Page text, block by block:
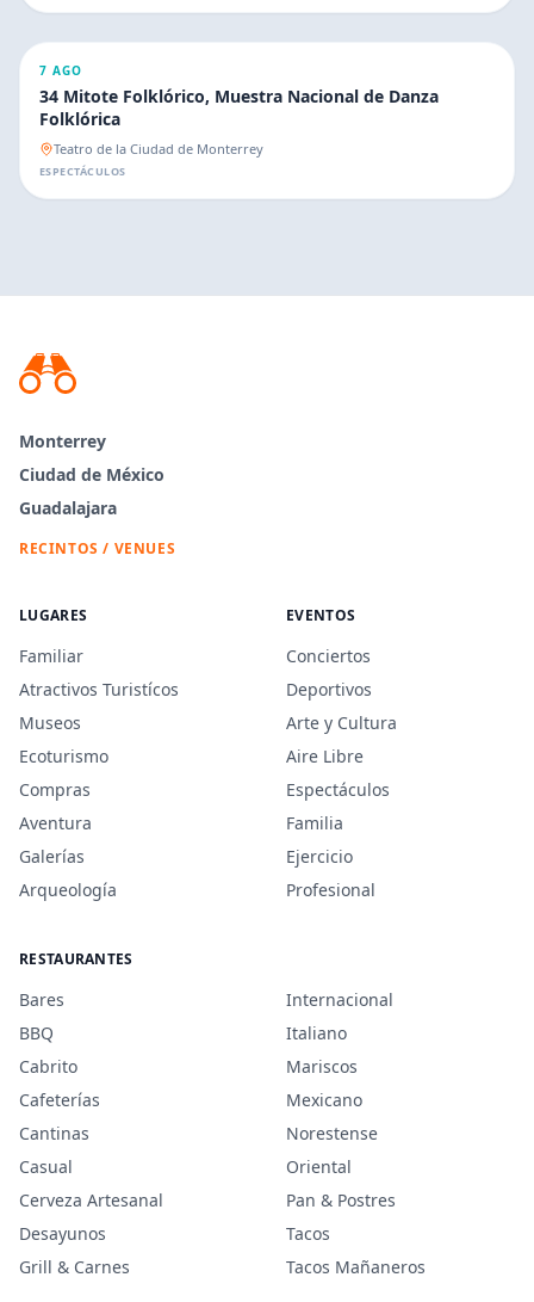
7 AGO
34 Mitote Folklórico, Muestra Nacional de Danza
Folklórica
Teatro de la Ciudad de Monterrey
ESPECTÁCULOS
Monterrey
Ciudad de México
Guadalajara
RECINTOS / VENUES
LUGARES
Familiar
Atractivos Turistícos
Museos
Ecoturismo
Compras
Aventura
Galerías
Arqueología
EVENTOS
Conciertos
Deportivos
Arte y Cultura
Aire Libre
Espectáculos
Familia
Ejercicio
Profesional
RESTAURANTES
Bares
BBQ
Cabrito
Cafeterías
Cantinas
Casual
Cerveza Artesanal
Desayunos
Grill & Carnes
Internacional
Italiano
Mariscos
Mexicano
Norestense
Oriental
Pan & Postres
Tacos
Tacos Mañaneros